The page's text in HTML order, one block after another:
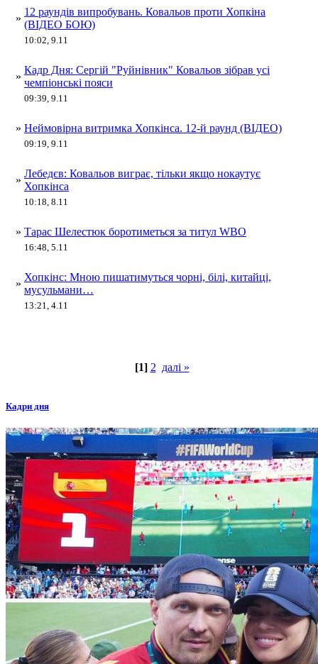
»
12 раундів випробувань. Ковальов проти Хопкіна
(ВІДЕО БОЮ)
10:02, 9.11
»
Кадр Дня: Сергій "Руйнівник" Ковальов зібрав усі
чемпіонські пояси
09:39, 9.11
» Неймовірна витримка Хопкінса. 12-й раунд (ВІДЕО)
09:19, 9.11
»
Лебедєв: Ковальов виграє, тільки якщо нокаутує
Хопкінса
10:18, 8.11
» Тарас Шелестюк боротиметься за титул WBO
16:48, 5.11
»
Хопкінс: Мною пишатимуться чорні, білі, китайці,
мусульмани…
13:21, 4.11
[1] 2 далі »
Кадри дня